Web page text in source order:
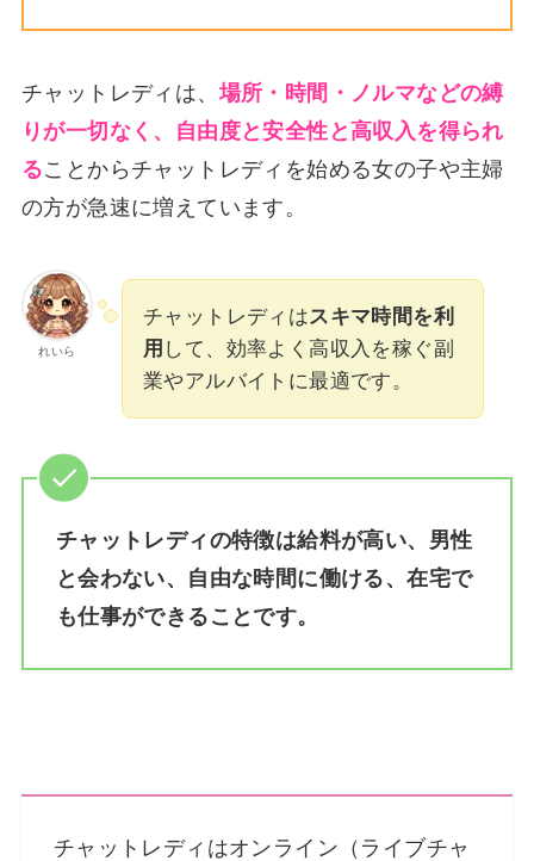
チャットレディは、場所・時間・ノルマなどの縛
りが一切なく、自由度と安全性と高収入を得られ
ることからチャットレディを始める女の子や主婦
の方が急速に増えています。
れいら
チャットレディはスキマ時間を利
用 して、効率よく高収入を稼ぐ副
業やアルバイトに最適です。
チャットレディの特徴は給料が高い、男性
と会わない、自由な時間に働ける、在宅で
も仕事ができることです。
チャットレディはオンライン（ライブチャ